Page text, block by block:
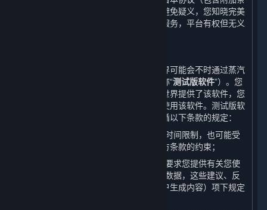
款）授予您将获得该等更新的权利。为避免疑义，您知晓完美
世界不保证其会持续更新或升级内容和服务，平台有权但无义
在某些软件正式上线发售之前，完美世界可能会不时通过蒸汽
平台向您提供该软件的测试版（以下简称“测试版软件”）。您
并非必须使用测试版软件，但如果完美世界提供了该软件，您
可以在遵守以下条款的前提下自行选择使用该软件。测试版软
件为内容和服务的一部分，使用时需遵循以下条款的规定：
您使用测试版软件的权利可能会受到时间限制，也可能受
到附加条款和/或适用的开发方/运营方条款的约束；
完美世界或完美世界的关联方可能会要求您提供有关您使
用测试版软件的建议、反馈或者相关数据，这些建议、反
馈或者数据会被视为下文第6条（用户生成内容）项下规定